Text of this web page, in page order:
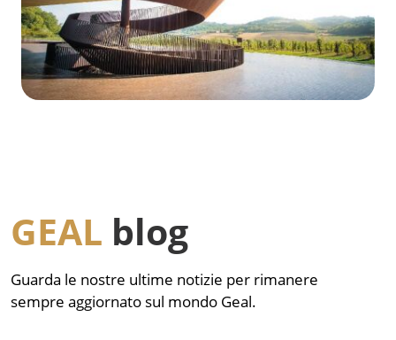
GEAL blog
Guarda le nostre ultime notizie per rimanere
sempre aggiornato sul mondo Geal.